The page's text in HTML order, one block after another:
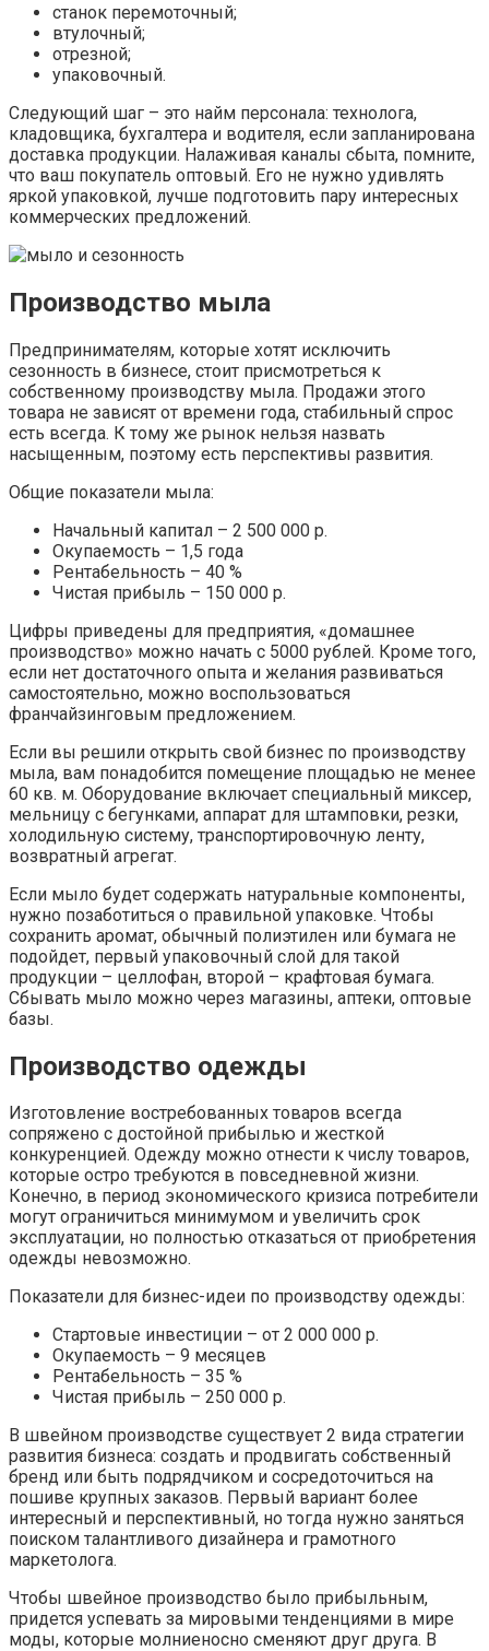
станок перемоточный;
втулочный;
отрезной;
упаковочный.
Следующий шаг – это найм персонала: технолога,
кладовщика, бухгалтера и водителя, если запланирована
доставка продукции. Налаживая каналы сбыта, помните,
что ваш покупатель оптовый. Его не нужно удивлять
яркой упаковкой, лучше подготовить пару интересных
коммерческих предложений.
Производство мыла
Предпринимателям, которые хотят исключить
сезонность в бизнесе, стоит присмотреться к
собственному производству мыла. Продажи этого
товара не зависят от времени года, стабильный спрос
есть всегда. К тому же рынок нельзя назвать
насыщенным, поэтому есть перспективы развития.
Общие показатели мыла:
Начальный капитал – 2 500 000 р.
Окупаемость – 1,5 года
Рентабельность – 40 %
Чистая прибыль – 150 000 р.
Цифры приведены для предприятия, «домашнее
производство» можно начать с 5000 рублей. Кроме того,
если нет достаточного опыта и желания развиваться
самостоятельно, можно воспользоваться
франчайзинговым предложением.
Если вы решили открыть свой бизнес по производству
мыла, вам понадобится помещение площадью не менее
60 кв. м. Оборудование включает специальный миксер,
мельницу с бегунками, аппарат для штамповки, резки,
холодильную систему, транспортировочную ленту,
возвратный агрегат.
Если мыло будет содержать натуральные компоненты,
нужно позаботиться о правильной упаковке. Чтобы
сохранить аромат, обычный полиэтилен или бумага не
подойдет, первый упаковочный слой для такой
продукции – целлофан, второй – крафтовая бумага.
Сбывать мыло можно через магазины, аптеки, оптовые
базы.
Производство одежды
Изготовление востребованных товаров всегда
сопряжено с достойной прибылью и жесткой
конкуренцией. Одежду можно отнести к числу товаров,
которые остро требуются в повседневной жизни.
Конечно, в период экономического кризиса потребители
могут ограничиться минимумом и увеличить срок
эксплуатации, но полностью отказаться от приобретения
одежды невозможно.
Показатели для бизнес-идеи по производству одежды:
Стартовые инвестиции – от 2 000 000 р.
Окупаемость – 9 месяцев
Рентабельность – 35 %
Чистая прибыль – 250 000 р.
В швейном производстве существует 2 вида стратегии
развития бизнеса: создать и продвигать собственный
бренд или быть подрядчиком и сосредоточиться на
пошиве крупных заказов. Первый вариант более
интересный и перспективный, но тогда нужно заняться
поиском талантливого дизайнера и грамотного
маркетолога.
Чтобы швейное производство было прибыльным,
придется успевать за мировыми тенденциями в мире
моды, которые молниеносно сменяют друг друга. В